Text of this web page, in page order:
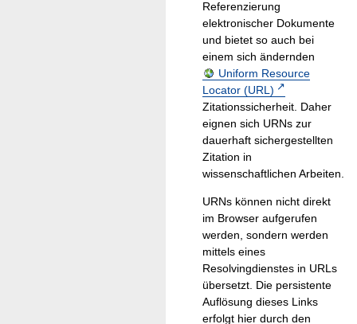
Referenzierung
elektronischer Dokumente
und bietet so auch bei
einem sich ändernden
Uniform Resource
Locator (URL)
Zitationssicherheit. Daher
eignen sich URNs zur
dauerhaft sichergestellten
Zitation in
wissenschaftlichen Arbeiten.
URNs können nicht direkt
im Browser aufgerufen
werden, sondern werden
mittels eines
Resolvingdienstes in URLs
übersetzt. Die persistente
Auflösung dieses Links
erfolgt hier durch den